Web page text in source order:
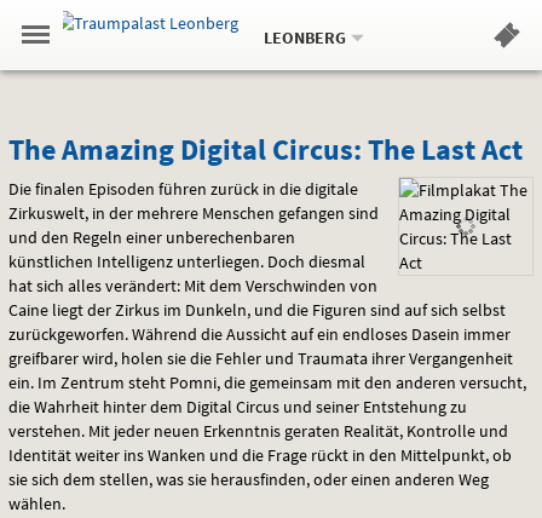
Springe
zum
,zum
.
Navigation
Gehe
zur
Standortauswahl
Standort:
LEONBERG.
Hinweis
The
Amazing
Digital
Circus:
The
Last
Act
The Amazing Digital Circus: The Last Act
Die finalen Episoden führen zurück in die digitale
Zirkuswelt, in der mehrere Menschen gefangen sind
und den Regeln einer unberechenbaren
künstlichen Intelligenz unterliegen. Doch diesmal
hat sich alles verändert: Mit dem Verschwinden von
Caine liegt der Zirkus im Dunkeln, und die Figuren sind auf sich selbst
zurückgeworfen. Während die Aussicht auf ein endloses Dasein immer
greifbarer wird, holen sie die Fehler und Traumata ihrer Vergangenheit
ein. Im Zentrum steht Pomni, die gemeinsam mit den anderen versucht,
die Wahrheit hinter dem Digital Circus und seiner Entstehung zu
verstehen. Mit jeder neuen Erkenntnis geraten Realität, Kontrolle und
Identität weiter ins Wanken und die Frage rückt in den Mittelpunkt, ob
sie sich dem stellen, was sie herausfinden, oder einen anderen Weg
wählen.